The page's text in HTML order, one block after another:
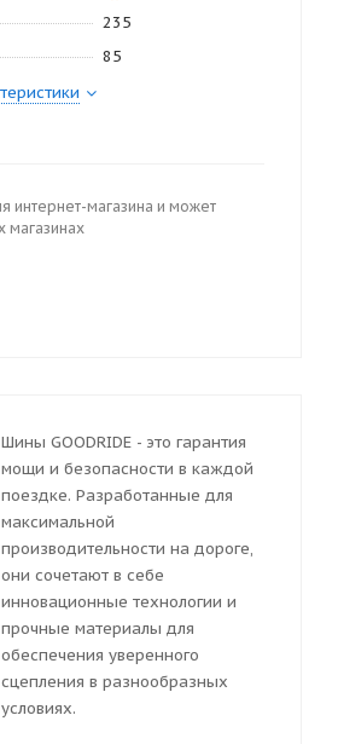
235
85
интернет-магазина и может
магазинах
Шины GOODRIDE - это гарантия
мощи и безопасности в каждой
поездке. Разработанные для
максимальной
производительности на дороге,
они сочетают в себе
инновационные технологии и
прочные материалы для
обеспечения уверенного
сцепления в разнообразных
условиях.